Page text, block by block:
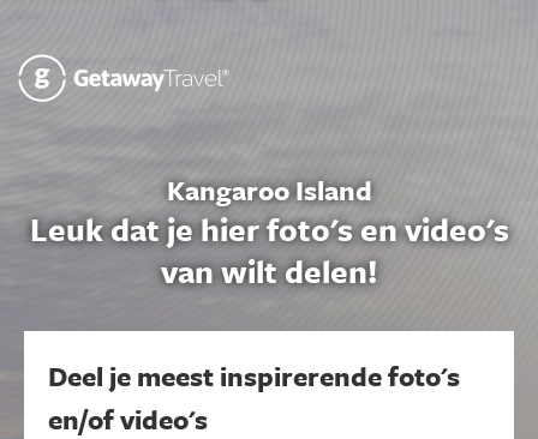
Kangaroo Island
Leuk dat je hier foto's en video's
van wilt delen!
Deel je meest inspirerende foto's
en/of video's